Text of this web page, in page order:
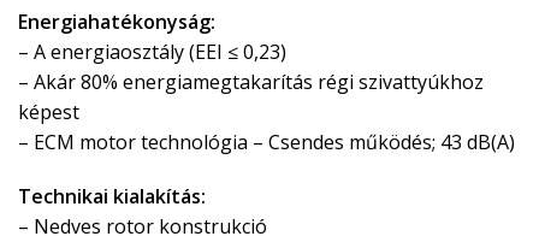
Energiahatékonyság:
– A energiaosztály (EEI ≤ 0,23)
– Akár 80% energiamegtakarítás régi szivattyúkhoz
képest
– ECM motor technológia – Csendes működés; 43 dB(A)
Technikai kialakítás:
– Nedves rotor konstrukció